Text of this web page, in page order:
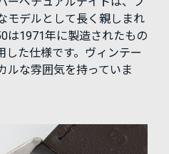
モデルとして長く親しまれ
は1971年に製造されたもの
した仕様です。ヴィンテー
ルな雰囲気を持っていま